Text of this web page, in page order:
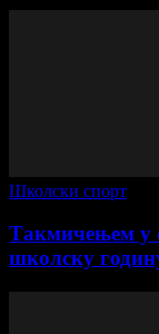
Школски спорт
Такмичењем у
школску